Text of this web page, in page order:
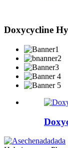
Doxycycline